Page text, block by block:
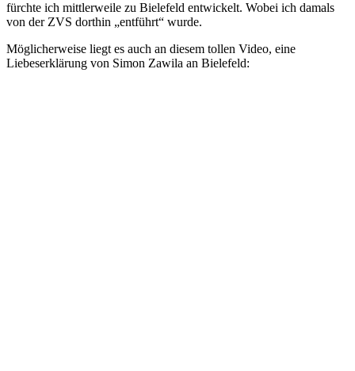
fürchte ich mittlerweile zu Bielefeld entwickelt. Wobei ich damals
von der ZVS dorthin „entführt“ wurde.
Möglicherweise liegt es auch an diesem tollen Video, eine
Liebeserklärung von Simon Zawila an Bielefeld: